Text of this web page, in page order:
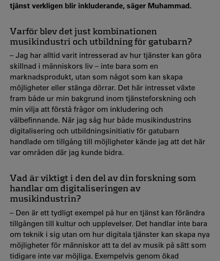
tjänst verkligen blir inkluderande, säger Muhammad.
Varför blev det just kombinationen
musikindustri och utbildning för gatubarn?
– Jag har alltid varit intresserad av hur tjänster kan göra
skillnad i människors liv – inte bara som en
marknadsprodukt, utan som något som kan skapa
möjligheter eller stänga dörrar. Det här intresset växte
fram både ur min bakgrund inom tjänsteforskning och
min vilja att förstå frågor om inkludering och
välbefinnande. När jag såg hur både musikindustrins
digitalisering och utbildningsinitiativ för gatubarn
handlade om tillgång till möjligheter kände jag att det här
var områden där jag kunde bidra.
Vad är viktigt i den del av din forskning som
handlar om digitaliseringen av
musikindustrin?
– Den är ett tydligt exempel på hur en tjänst kan förändra
tillgången till kultur och upplevelser. Det handlar inte bara
om teknik i sig utan om hur digitala tjänster kan skapa nya
möjligheter för människor att ta del av musik på sätt som
tidigare inte var möjliga. Exempelvis genom ökad